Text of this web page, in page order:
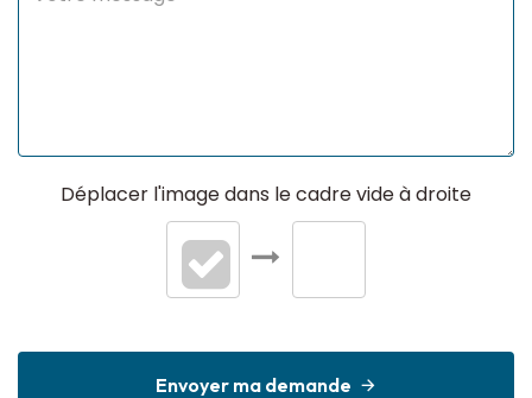
Déplacer l'image dans le cadre vide à droite
Envoyer ma demande